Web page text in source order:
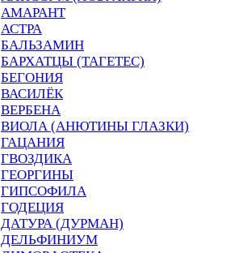
АМАРАНТ
АСТРА
БАЛЬЗАМИН
БАРХАТЦЫ (ТАГЕТЕС)
БЕГОНИЯ
ВАСИЛЁК
ВЕРБЕНА
ВИОЛА (АНЮТИНЫ ГЛАЗКИ)
ГАЦАНИЯ
ГВОЗДИКА
ГЕОРГИНЫ
ГИПСОФИЛА
ГОДЕЦИЯ
ДАТУРА (ДУРМАН)
ДЕЛЬФИНИУМ